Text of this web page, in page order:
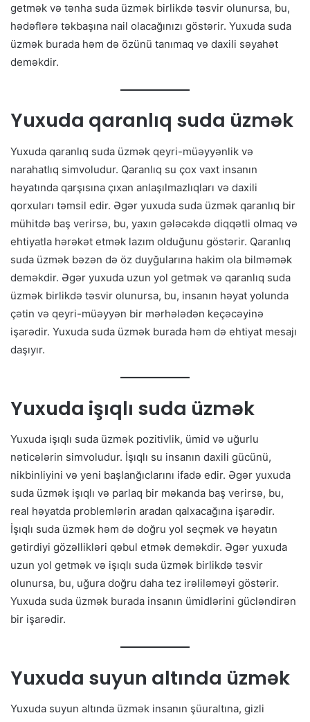
getmək və tənha suda üzmək birlikdə təsvir olunursa, bu,
hədəflərə təkbaşına nail olacağınızı göstərir. Yuxuda suda
üzmək burada həm də özünü tanımaq və daxili səyahət
deməkdir.
Yuxuda qaranlıq suda üzmək
Yuxuda qaranlıq suda üzmək qeyri-müəyyənlik və
narahatlıq simvoludur. Qaranlıq su çox vaxt insanın
həyatında qarşısına çıxan anlaşılmazlıqları və daxili
qorxuları təmsil edir. Əgər yuxuda suda üzmək qaranlıq bir
mühitdə baş verirsə, bu, yaxın gələcəkdə diqqətli olmaq və
ehtiyatla hərəkət etmək lazım olduğunu göstərir. Qaranlıq
suda üzmək bəzən də öz duyğularına hakim ola bilməmək
deməkdir. Əgər yuxuda uzun yol getmək və qaranlıq suda
üzmək birlikdə təsvir olunursa, bu, insanın həyat yolunda
çətin və qeyri-müəyyən bir mərhələdən keçəcəyinə
işarədir. Yuxuda suda üzmək burada həm də ehtiyat mesajı
daşıyır.
Yuxuda işıqlı suda üzmək
Yuxuda işıqlı suda üzmək pozitivlik, ümid və uğurlu
nəticələrin simvoludur. İşıqlı su insanın daxili gücünü,
nikbinliyini və yeni başlanğıclarını ifadə edir. Əgər yuxuda
suda üzmək işıqlı və parlaq bir məkanda baş verirsə, bu,
real həyatda problemlərin aradan qalxacağına işarədir.
İşıqlı suda üzmək həm də doğru yol seçmək və həyatın
gətirdiyi gözəllikləri qəbul etmək deməkdir. Əgər yuxuda
uzun yol getmək və işıqlı suda üzmək birlikdə təsvir
olunursa, bu, uğura doğru daha tez irəliləməyi göstərir.
Yuxuda suda üzmək burada insanın ümidlərini gücləndirən
bir işarədir.
Yuxuda suyun altında üzmək
Yuxuda suyun altında üzmək insanın şüuraltına, gizli